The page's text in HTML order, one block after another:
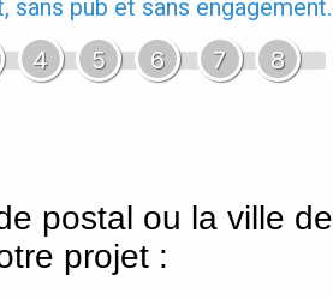
sans pub et sans engagement.
4 5 6 7 8
postal ou la ville de
projet :